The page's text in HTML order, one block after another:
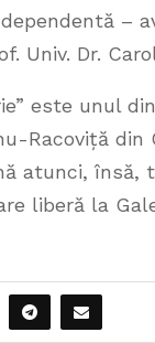
–
Univ. Dr.
unul
Racoviță din
atunci,
liberă la